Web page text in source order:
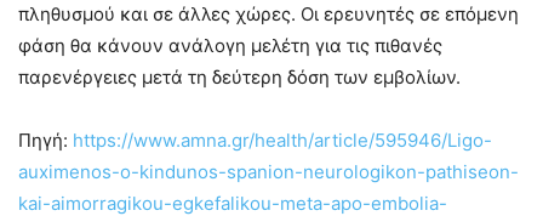
πληθυσμού και σε άλλες χώρες. Οι ερευνητές σε επόμενη
φάση θα κάνουν ανάλογη μελέτη για τις πιθανές
παρενέργειες μετά τη δεύτερη δόση των εμβολίων.
Πηγή: https://www.amna.gr/health/article/595946/Ligo-
auximenos-o-kindunos-spanion-neurologikon-pathiseon-
kai-aimorragikou-egkefalikou-meta-apo-embolia-